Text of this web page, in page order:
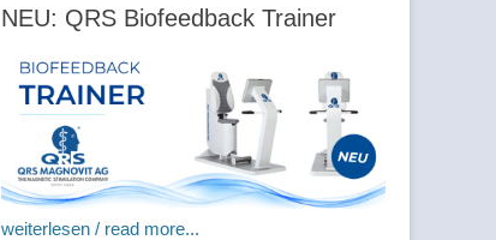
NEU: QRS Biofeedback Trainer
weiterlesen / read more...